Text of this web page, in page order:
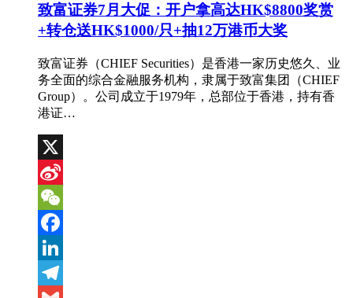
致富证券7月大促：开户拿高达HK$8800奖赏
+转仓送HK$1000/只+抽12万港币大奖
致富证券（CHIEF Securities）是香港一家历史悠久、业
务全面的综合金融服务机构，隶属于致富集团（CHIEF
Group）。公司成立于1979年，总部位于香港，持有香
港证…
X
Sina
Weibo
WeChat
Facebook
LinkedIn